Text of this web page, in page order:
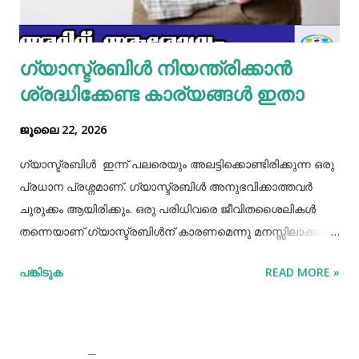
ഒരു പാനിൽ കുറച്ച് നെയ്യ് തടവിയ ശേഷം അതിൽ തയാ...
ഗ്യാസ്ട്രബിൾ നിയന്ത്രിക്കാൻ
ശ്രദ്ധിക്കേണ്ട കാര്യങ്ങൾ ഇതാ
ജൂലൈ 22, 2026
ഗ്യാസ്ട്രബിൾ ഇന്ന് പലരെയും അലട്ടിക്കൊണ്ടിരിക്കുന്ന ഒരു
പ്രധാന പ്രശ്നമാണ്. ഗ്യാസ്ട്രബിൾ അനുഭവിക്കാത്തവർ
ചുരുക്കം ആയിരിക്കും. ഒരു പരിധിവരെ ജീവിതശൈലികൾ
തന്നെയാണ് ഗ്യാസ്ട്രബിൾന് കാരണമെന്നു മനസ്സിലാക്കാം.
കഴിക്കൽ, ഭക്ഷണം ചവച്ചരച്ച് കഴിക്കാതിരിക്കൽ, വിശപ്പും
പങ്കിടുക READ MORE »